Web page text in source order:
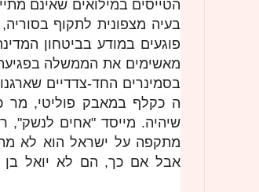
הטייסים במילואים שאינם
בעיה מצפונית לתקוף
פוגעים במודע בביטחון
מאשימים את הממשלה
בסמינרים החד-צדדיים
שיהיה. מייסד "אחים לנשק",
מתקפה על ישראל הוא לא
אבל אם כך, הם לא יואל בן